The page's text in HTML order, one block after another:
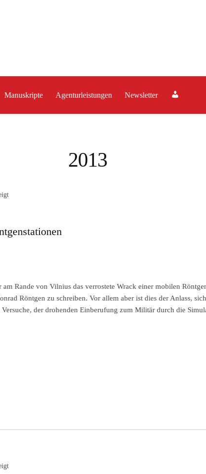
Manuskripte Agenturleistungen Newsletter
2013
am Rande von Vilnius das verrostete Wrack einer mobilen
Röntgen zu schreiben. Vor allem aber ist dies der Anlass,
Versuche, der drohenden Einberufung zum Militär durch die